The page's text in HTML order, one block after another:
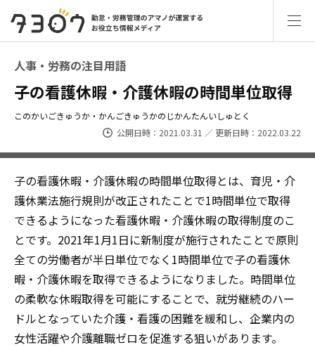
人事・労務の注目用語
子の看護休暇・介護休暇の時間単位取得
このかいごきゅうか・かんごきゅうかのじかんたんいしゅとく
公開日時：2021.03.31 ／ 更新日時：2022.03.22
子の看護休暇・介護休暇の時間単位取得とは、育児・介
護休業法施⾏規則が改正されたことで1時間単位で取得
できるようになった看護休暇・介護休暇の取得制度のこ
とです。2021年1月1日に新制度が施行されたことで原則
全ての労働者が半日単位でなく1時間単位で子の看護休
暇・介護休暇を取得できるようになりました。時間単位
の柔軟な休暇取得を可能にすることで、就労継続のハー
ドルとなっていた介護・看護の困難を緩和し、企業内の
女性活躍や介護離職ゼロを促進する狙いがあります。